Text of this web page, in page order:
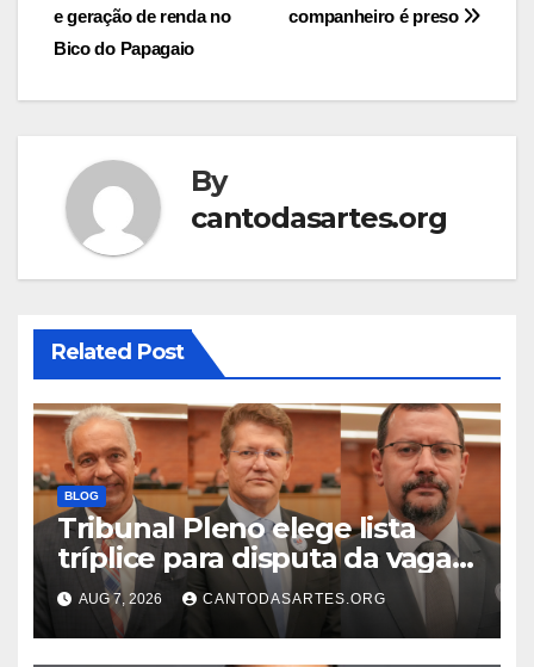
companheiro é preso
e geração de renda no
Bico do Papagaio
By
cantodasartes.org
Related Post
BLOG
Tribunal Pleno elege lista
tríplice para disputa da vaga
de desembargador com os
advogados Ercílio Bezerra,
Marcos Antônio e Guilherme
AUG 7, 2026 CANTODASARTES.ORG